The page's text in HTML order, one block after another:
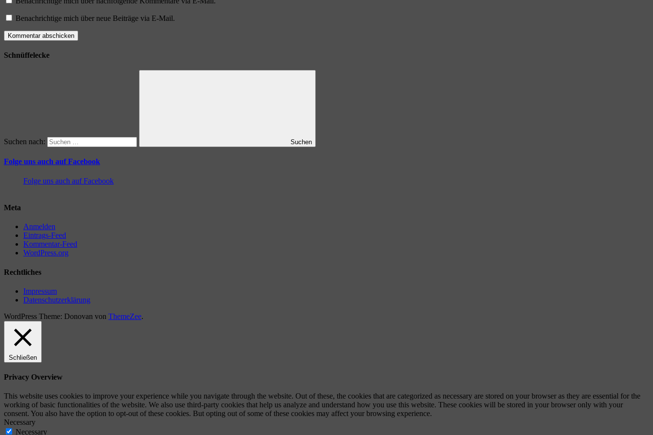
Benachrichtige mich über neue Beiträge via E-Mail.
Schnüffelecke
Suchen nach: Suchen
Folge uns auch auf Facebook
Folge uns auch auf Facebook
Meta
Anmelden
Eintrags-Feed
Kommentar-Feed
WordPress.org
Rechtliches
Impressum
Datenschutzerklärung
WordPress Theme: Donovan von ThemeZee.
Schließen
Privacy Overview
This website uses cookies to improve your experience while you navigate through the website. Out of these, the cookies that are categorized as necessary are stored on your browser as they are essential for the
working of basic functionalities of the website. We also use third-party cookies that help us analyze and understand how you use this website. These cookies will be stored in your browser only with your
consent. You also have the option to opt-out of these cookies. But opting out of some of these cookies may affect your browsing experience.
Necessary
Necessary